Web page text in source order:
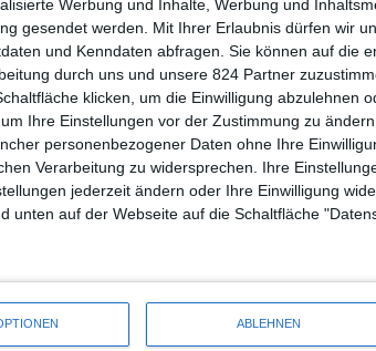
Werbung und Inhalte, Werbung und
gesendet werden.
Mit Ihrer Erlaubnis dürfen wir
und Kenndaten abfragen. Sie können auf die
durch uns und unsere 824 Partner
klicken, um die Einwilligung abzulehnen
Ihre Einstellungen vor der Zustimmung zu ändern.
personenbezogener Daten ohne Ihre
Verarbeitung zu widersprechen. Ihre
jederzeit ändern oder Ihre Einwilligung
unten auf der Webseite auf die Schaltfläche
ABLEHNEN
Wilsberg: Wut und Totschlag
Oliver Armknecht Deutschland
Krimi
Samstag, 14. Oktober 2023
12
Wer hat den umstrittenen Verleger nur in den Tod
welchem Grund?